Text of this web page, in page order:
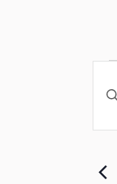
1
Søg